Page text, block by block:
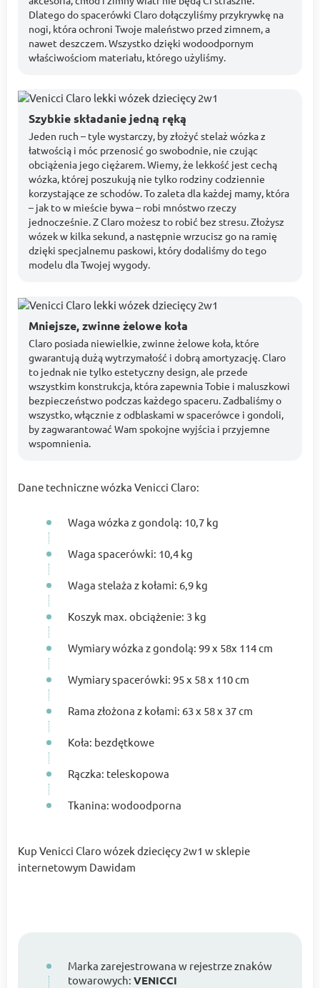
Dlatego do spacerówki Claro dołączyliśmy przykrywkę na
nogi, która ochroni Twoje maleństwo przed zimnem, a
nawet deszczem. Wszystko dzięki wodoodpornym
właściwościom materiału, którego użyliśmy.
Szybkie składanie jedną ręką
Jeden ruch – tyle wystarczy, by złożyć stelaż wózka z
łatwością i móc przenosić go swobodnie, nie czując
obciążenia jego ciężarem. Wiemy, że lekkość jest cechą
wózka, której poszukują nie tylko rodziny codziennie
korzystające ze schodów. To zaleta dla każdej mamy, która
– jak to w mieście bywa – robi mnóstwo rzeczy
jednocześnie. Z Claro możesz to robić bez stresu. Złożysz
wózek w kilka sekund, a następnie wrzucisz go na ramię
dzięki specjalnemu paskowi, który dodaliśmy do tego
modelu dla Twojej wygody.
Mniejsze, zwinne żelowe koła
Claro posiada niewielkie, zwinne żelowe koła, które
gwarantują dużą wytrzymałość i dobrą amortyzację. Claro
to jednak nie tylko estetyczny design, ale przede
wszystkim konstrukcja, która zapewnia Tobie i maluszkowi
bezpieczeństwo podczas każdego spaceru. Zadbaliśmy o
wszystko, włącznie z odblaskami w spacerówce i gondoli,
by zagwarantować Wam spokojne wyjścia i przyjemne
wspomnienia.
Dane techniczne wózka Venicci Claro:
Waga wózka z gondolą: 10,7 kg
Waga spacerówki: 10,4 kg
Waga stelaża z kołami: 6,9 kg
Koszyk max. obciążenie: 3 kg
Wymiary wózka z gondolą: 99 x 58x 114 cm
Wymiary spacerówki: 95 x 58 x 110 cm
Rama złożona z kołami: 63 x 58 x 37 cm
Koła: bezdętkowe
Rączka: teleskopowa
Tkanina: wodoodporna
Kup Venicci Claro wózek dziecięcy 2w1 w sklepie
internetowym Dawidam
Marka zarejestrowana w rejestrze znaków
towarowych: VENICCI